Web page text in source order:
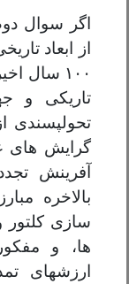
اگر سوال
از ابعاد
۱۰۰ سال
تاریکی و
تحولپسندی
گرایش های
آفرینش
بالاخره
سازی کلتور
ها، و
ارزشهای